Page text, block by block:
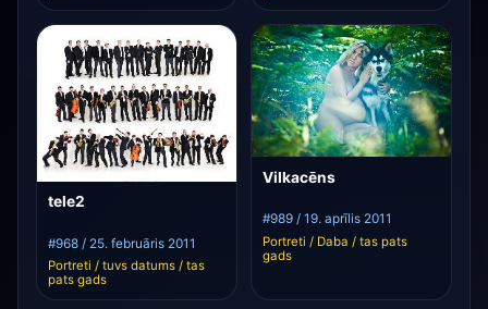
tele2
#968 / 25. februāris 2011
Portreti / tuvs datums / tas
pats gads
Vilkacēns
#989 / 19. aprīlis 2011
Portreti / Daba / tas pats
gads